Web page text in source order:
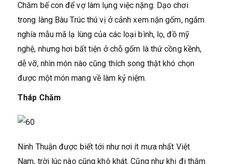
Chăm bế con để vợ làm lụng việc nặng. Dạo chơi
trong làng Bàu Trúc thú vị ở cảnh xem nặn gốm, ngắm
nghía mẫu mã lạ lùng của các loại bình, lọ, đồ mỹ
nghệ, nhưng hơi bất tiện ở chỗ gốm là thứ cồng kềnh,
dễ vỡ, nhìn món nào cũng thích song thật khó chọn
được một món mang về làm kỷ niệm.
Tháp Chăm
Ninh Thuận được biết tới như nơi ít mưa nhất Việt
Nam, trời lúc nào cũng khô khát. Cũng như khi đi thăm